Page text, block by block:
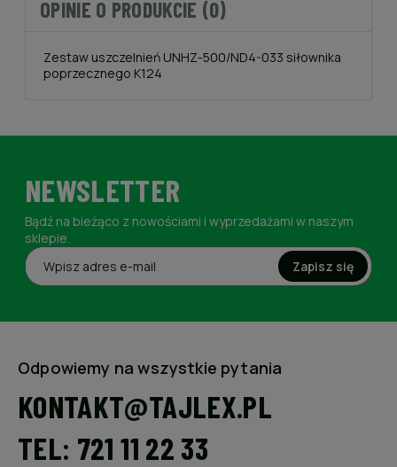
OPINIE O PRODUKCIE (0)
Zestaw uszczelnień UNHZ-500/ND4-033 siłownika
poprzecznego K124
NEWSLETTER
Bądź na bieżąco z nowościami i wyprzedażami w naszym
sklepie.
Zapisz się
Odpowiemy na wszystkie pytania
KONTAKT@TAJLEX.PL
TEL: 721 11 22 33